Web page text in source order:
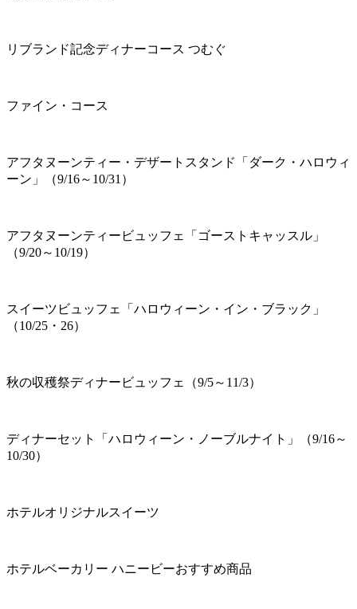
リブランド記念ディナーコース つむぐ
ファイン・コース
アフタヌーンティー・デザートスタンド「ダーク・ハロウィ
ーン」（9/16～10/31）
アフタヌーンティービュッフェ「ゴーストキャッスル」
（9/20～10/19）
スイーツビュッフェ「ハロウィーン・イン・ブラック」
（10/25・26）
秋の収穫祭ディナービュッフェ（9/5～11/3）
ディナーセット「ハロウィーン・ノーブルナイト」（9/16～
10/30）
ホテルオリジナルスイーツ
ホテルベーカリー ハニービーおすすめ商品